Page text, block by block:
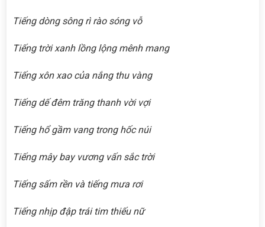
Tiếng dòng sông rì rào sóng vỗ
Tiếng trời xanh lồng lộng mênh mang
Tiếng xôn xao của nắng thu vàng
Tiếng dế đêm trăng thanh vời vợi
Tiếng hổ gầm vang trong hốc núi
Tiếng mây bay vương vấn sắc trời
Tiếng sấm rền và tiếng mưa rơi
Tiếng nhịp đập trái tim thiếu nữ